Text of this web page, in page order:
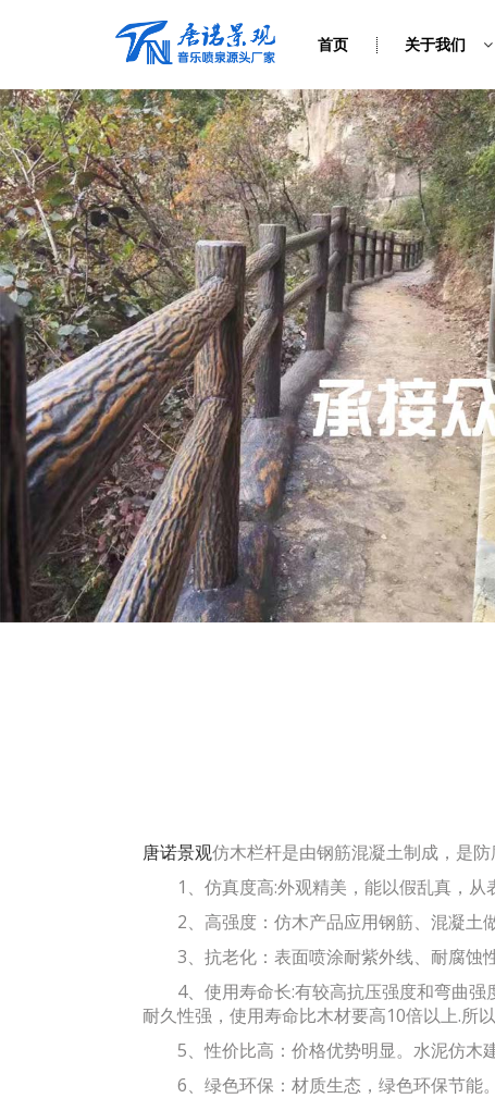
首页 关于我们
唐诺景观仿木栏杆是由钢筋混凝土制成，是
1、仿真度高:外观精美，能以假乱真，从
2、高强度：仿木产品应用钢筋、混凝土做
3、抗老化：表面喷涂耐紫外线、耐腐蚀性
4、使用寿命长:有较高抗压强度和弯曲强
耐久性强，使用寿命比木材要高10倍以上.所
5、性价比高：价格优势明显。水泥仿木建
6、绿色环保：材质生态，绿色环保节能。